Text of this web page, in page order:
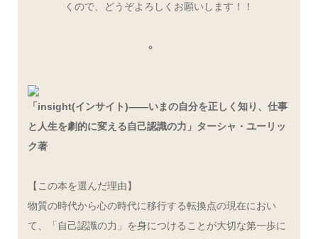
くので、どうぞよろしくお願いします！！
「insight(インサイト)――いまの自分を正しく知り、仕事
と人生を劇的に変える自己認識の力」ターシャ・ユーリッ
ク著
【この本を選んだ理由】
物質の時代から心の時代に移行する転換点の現在におい
て、「自己認識の力」を身につけることが大切な第一歩に